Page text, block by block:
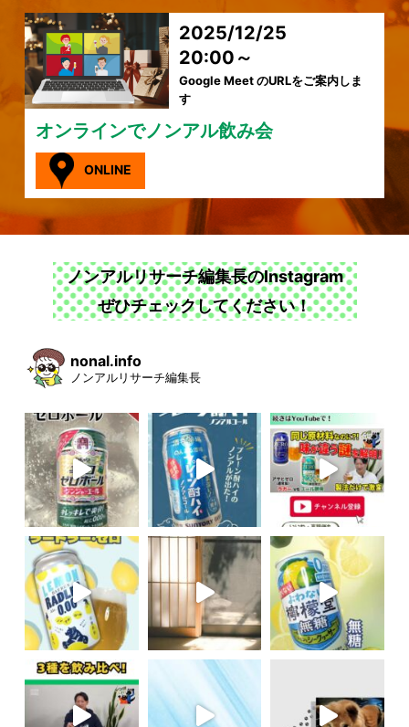
2025/12/25
20:00～
Google Meet のURLをご案内しま
す
オンラインでノンアル飲み会
ONLINE
ノンアルリサーチ編集長のInstagram
ぜひチェックしてください！
nonal.info
ノンアルリサーチ編集長